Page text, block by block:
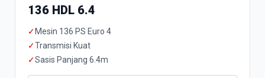
136 HDL 6.4
✓ Mesin 136 PS Euro 4
✓Transmisi Kuat
✓Sasis Panjang 6.4m